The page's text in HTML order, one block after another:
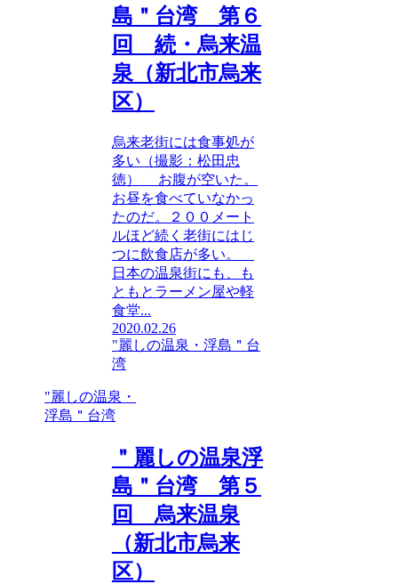
島＂台湾 第６
回 続・烏来温
泉（新北市烏来
区）
烏来老街には食事処が
多い（撮影：松田忠
徳） お腹が空いた。
お昼を食べていなかっ
たのだ。２００メート
ルほど続く老街にはじ
つに飲食店が多い。
日本の温泉街にも、も
ともとラーメン屋や軽
食堂...
2020.02.26
"麗しの温泉・浮島＂台
湾
"麗しの温泉・
浮島＂台湾
＂麗しの温泉浮
島＂台湾 第５
回 烏来温泉
（新北市烏来
区）